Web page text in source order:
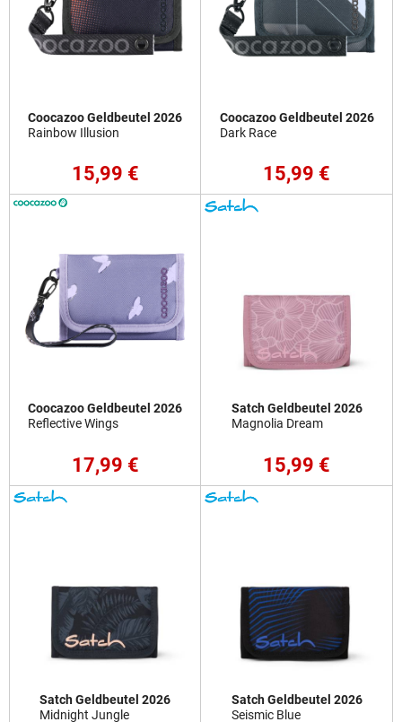
Coocazoo Geldbeutel 2026
Rainbow Illusion
15,99 €
Coocazoo Geldbeutel 2026
Dark Race
15,99 €
Coocazoo Geldbeutel 2026
Reflective Wings
17,99 €
Satch Geldbeutel 2026
Magnolia Dream
15,99 €
Satch Geldbeutel 2026
Midnight Jungle
Satch Geldbeutel 2026
Seismic Blue